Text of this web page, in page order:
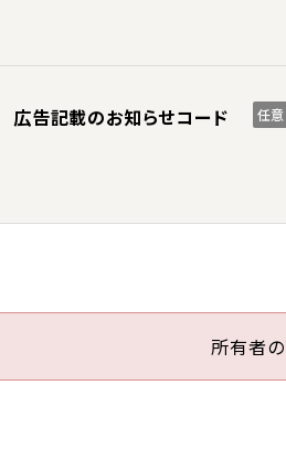
広告記載のお知らせコード 任意
所有者